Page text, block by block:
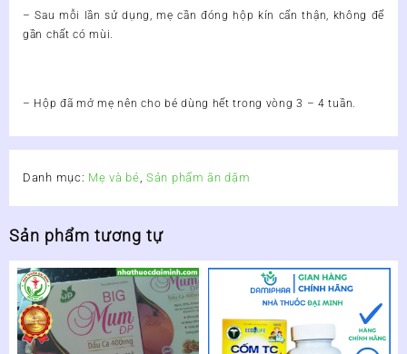
– Sau mỗi lần sử dụng, mẹ cần đóng hộp kín cẩn thận, không để
gần chất có mùi.
– Hộp đã mở mẹ nên cho bé dùng hết trong vòng 3 – 4 tuần.
Danh mục: Mẹ và bé ,Sản phẩm ăn dặm
Sản phẩm tương tự